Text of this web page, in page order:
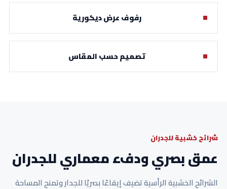
رفوف عرض ديكورية
تصميم حسب المقاس
شرائح خشبية للجدران
عمق بصري ودفء معماري للجدران
الشرائح الخشبية الرأسية تضيف إيقاعًا بصريًا للجدار وتمنح المساحة